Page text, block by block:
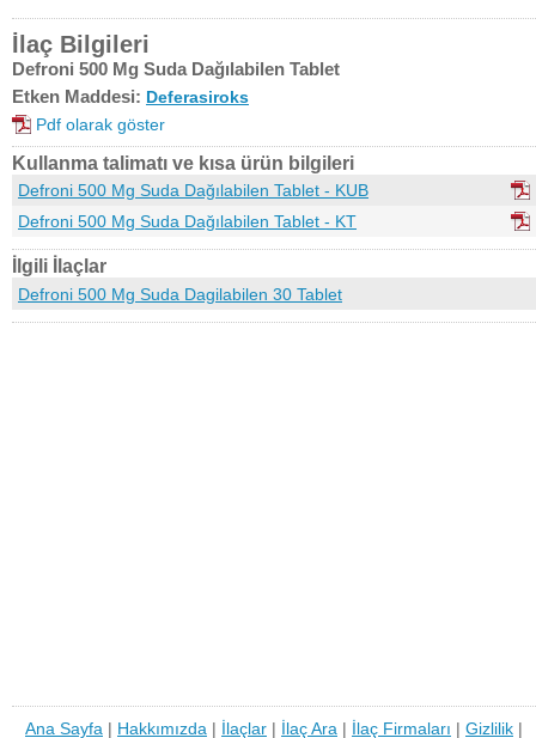
İlaç Bilgileri
Defroni 500 Mg Suda Dağılabilen Tablet
Etken Maddesi: Deferasiroks
Pdf olarak göster
Kullanma talimatı ve kısa ürün bilgileri
Defroni 500 Mg Suda Dağılabilen Tablet - KUB
Defroni 500 Mg Suda Dağılabilen Tablet - KT
İlgili İlaçlar
Defroni 500 Mg Suda Dagilabilen 30 Tablet
Ana Sayfa | Hakkımızda | İlaçlar | İlaç Ara | İlaç Firmaları | Gizlilik |